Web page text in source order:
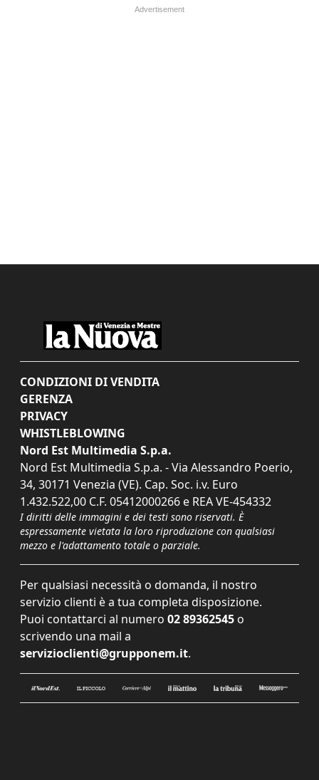
CONDIZIONI DI VENDITA
GERENZA
PRIVACY
WHISTLEBLOWING
Nord Est Multimedia S.p.a.
Nord Est Multimedia S.p.a. - Via Alessandro Poerio,
34, 30171 Venezia (VE). Cap. Soc. i.v. Euro
1.432.522,00 C.F. 05412000266 e REA VE-454332
I diritti delle immagini e dei testi sono riservati. È
espressamente vietata la loro riproduzione con qualsiasi
mezzo e l'adattamento totale o parziale.
Per qualsiasi necessità o domanda, il nostro
servizio clienti è a tua completa disposizione.
Puoi contattarci al numero 02 89362545 o
scrivendo una mail a
servizioclienti@grupponem.it.